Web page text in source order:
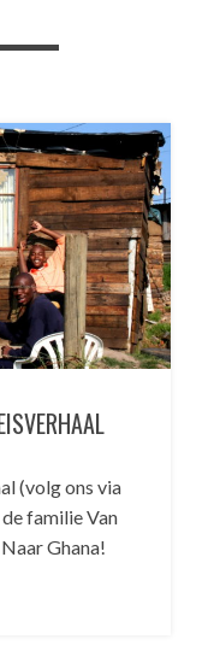
(volg ons via
familie Van
Ghana!